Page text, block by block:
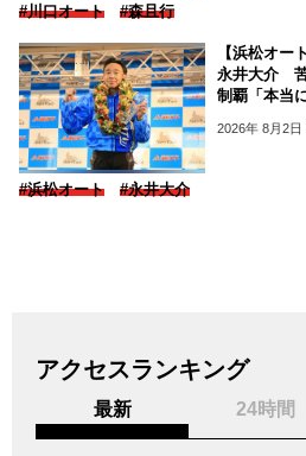
#川口オート #森且行
【浜松オー
永井大介
制覇「本当
2026年 8月2日
#浜松オート #永井大介
アクセスランキング
最新 24時間